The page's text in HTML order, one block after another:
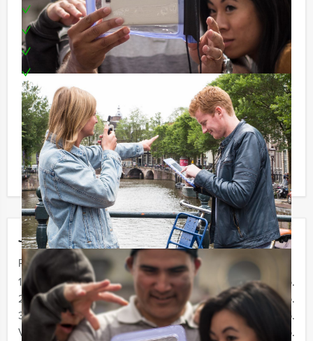
Jouw uitje
Prijs :
12 - 19 personen
€ 29,50 p.p.
20 - 29 personen
€ 27,50 p.p.
30 - 39 personen
€ 24,50 p.p.
Vanaf 40 personen
€ 22,50 p.p.
GPS per team
Prijs voor het winnende team
Teambuilding
Te boeken op uw gewenste dag en tijdstip!
Reservering voor kleinere groepen:
Komt u niet aan het minimale aantal deelnemers voor
dit arrangement? Als u bereid bent voor het minimale
aantal te betalen, kunt u ook gewoon voor minder
personen boeken!